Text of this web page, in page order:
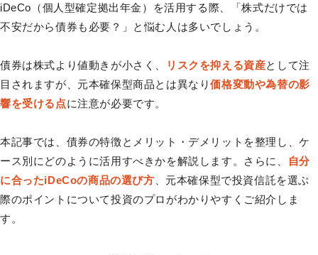
iDeCo（個人型確定拠出年金）を活用する際、「株式だけでは
不安だから債券も必要？」と悩む人は多いでしょう。
債券は株式より値動きが小さく、 リスクを抑える資産として注
目されますが、元本確保型商品とは異なり価格変動や為替の影
響を受ける点に注意が必要です。
本記事では、債券の特徴とメリット・デメリットを整理し、ケ
ース別にどのように活用すべきかを解説します。さらに、
自分
に合ったiDeCoの商品の選び方 、元本確保型で投資信託を選ぶ
際のポイントについて投資のプロがわかりやすくご紹介しま
す。